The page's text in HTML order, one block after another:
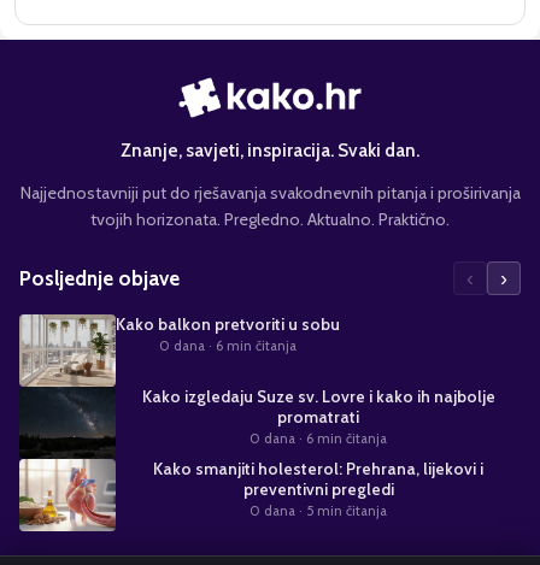
Znanje, savjeti, inspiracija. Svaki dan.
Najjednostavniji put do rješavanja svakodnevnih pitanja i proširivanja
tvojih horizonata. Pregledno. Aktualno. Praktično.
Posljednje objave ‹ ›
Kako balkon pretvoriti u sobu
0 dana · 6 min čitanja
Kako izgledaju Suze sv. Lovre i kako ih najbolje
promatrati
0 dana · 6 min čitanja
Kako smanjiti holesterol: Prehrana, lijekovi i
preventivni pregledi
0 dana · 5 min čitanja